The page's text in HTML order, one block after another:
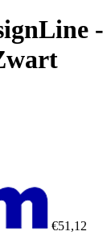
-
€51,12